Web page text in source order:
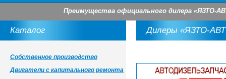
Преимущества официального дилера «ЯЗТО-
Каталог
Собственное производство
Двигатели с капитального ремонта
Дилеры «ЯЗТО-